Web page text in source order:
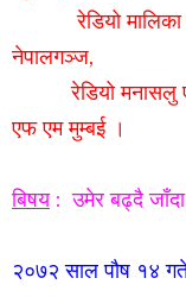
रेडियो मालिका
नेपालगञ्ज,
रेडियो मनासलु
एफ एम मुम्बई ।
बिषय : उमेर बढ्दै जाँदा
२०७२ साल पौष १४